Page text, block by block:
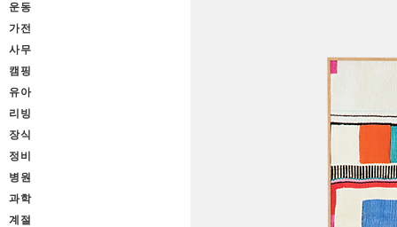
운동
가전
사무
캠핑
유아
리빙
장식
정비
병원
과학
계절